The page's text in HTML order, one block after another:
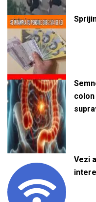
Vezi